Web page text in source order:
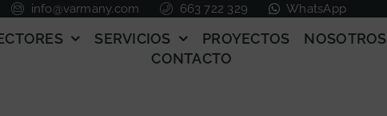
info@varmany.com 663 722 329 WhatsApp
SERVICIOS PROYECTOS NOSOTROS
CONTACTO